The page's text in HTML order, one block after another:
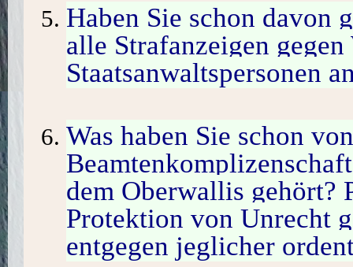
Haben Sie schon davon
alle Strafanzeigen
Staatsanwaltspersonen
Was haben Sie schon
dem Oberwallis gehört?
Protektion von Unrecht
entgegen jeglicher